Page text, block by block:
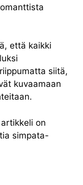
että kaikki
siitä,
kuvaamaan
on
simpata-